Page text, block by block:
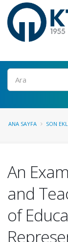
Ara
ANA SAYFA SON
An
and
of